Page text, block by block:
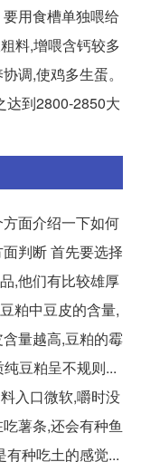
用食槽单独喂给
料,增喂含钙较多
调,使鸡多生蛋。
达到2800-2850大
面介绍一下如何
判断 首先要选择
,他们有比较雄厚
粕中豆皮的含量,
量越高,豆粕的霉
豆粕呈不规则...
入口微软,嚼时没
薯条,还会有种鱼
种吃土的感觉...